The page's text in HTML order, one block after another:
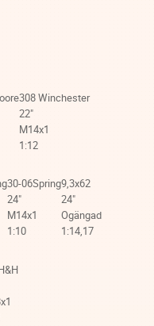
308 Winchester
22"
M14x1
1:12
30-06Spring9,3x62
24"
24"
M14x1
Ogängad
1:10 1:14,17